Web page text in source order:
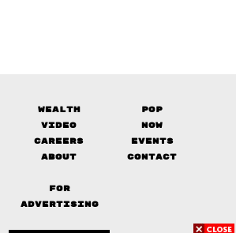
Wealth
Pop
Video
Now
Careers
Events
About Contact
FOR
ADVERTISING